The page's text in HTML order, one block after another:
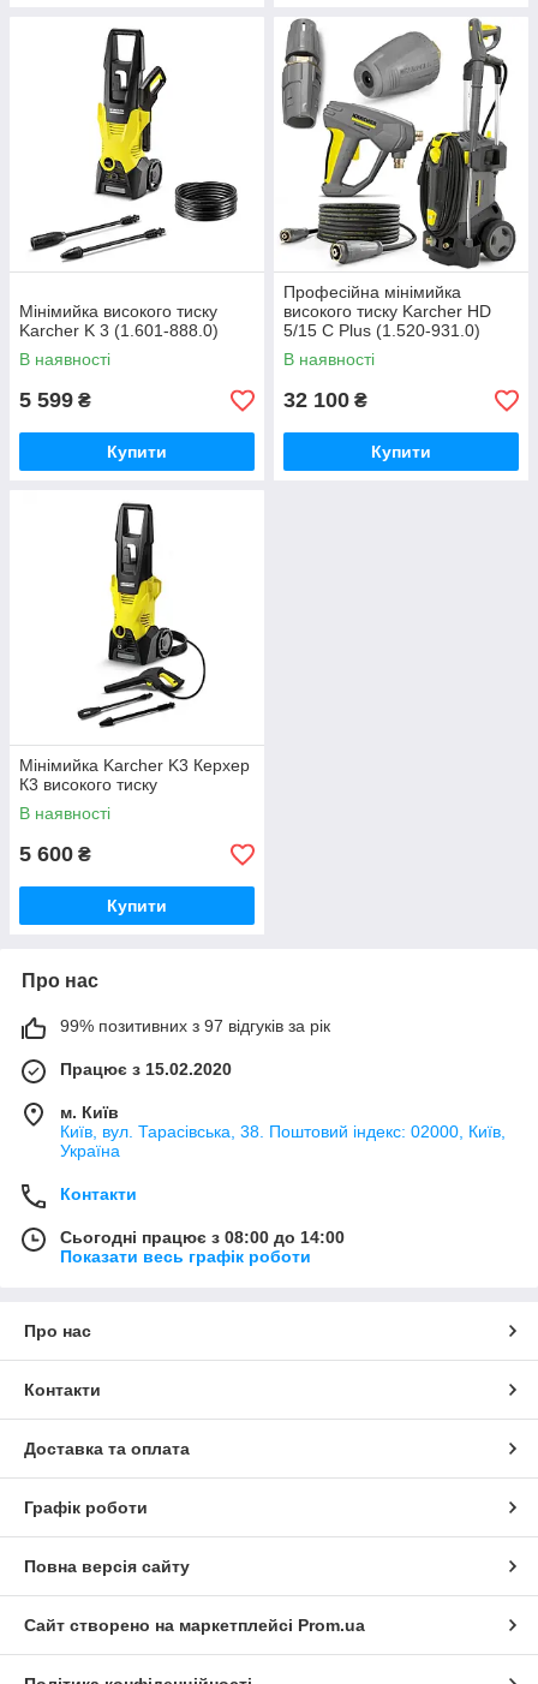
Мінімийка високого тиску
Karcher K 3 (1.601-888.0)
В наявності
5 599 ₴
Купити
Професійна мінімийка
високого тиску Karcher HD
5/15 C Plus (1.520-931.0)
В наявності
32 100 ₴
Купити
Мінімийка Karcher K3 Керхер
К3 високого тиску
В наявності
5 600 ₴
Купити
Про нас
99% позитивних з 97 відгуків за рік
Працює з 15.02.2020
м. Київ
Київ, вул. Тарасівська, 38. Поштовий індекс: 02000, Київ,
Україна
Контакти
Сьогодні працює з 08:00 до 14:00
Показати весь графік роботи
Про нас
Контакти
Доставка та оплата
Графік роботи
Повна версія сайту
Сайт створено на маркетплейсі Prom.ua